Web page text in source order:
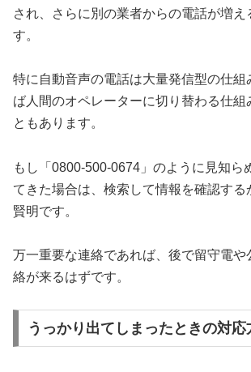
され、さらに別の業者からの電話が増え
す。
特に自動音声の電話は大量発信型の仕組
ば人間のオペレーターに切り替わる仕組
ともあります。
もし「0800-500-0674」のように見知ら
てきた場合は、検索して情報を確認する
賢明です。
万一重要な連絡であれば、後で留守電や
絡が来るはずです。
うっかり出てしまったときの対応